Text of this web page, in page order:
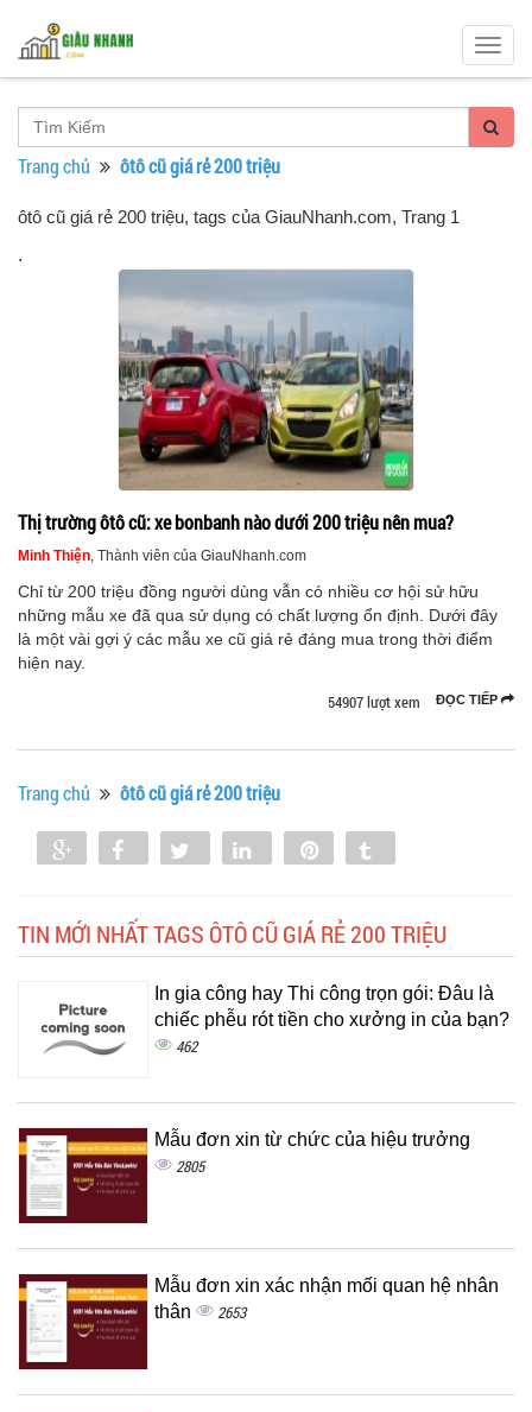
Trang chủ ôtô cũ giá rẻ 200 triệu
ôtô cũ giá rẻ 200 triệu, tags của GiauNhanh.com, Trang 1
.
Thị trường ôtô cũ: xe bonbanh nào dưới 200 triệu nên mua?
Minh Thiện, Thành viên của GiauNhanh.com
Chỉ từ 200 triệu đồng người dùng vẫn có nhiều cơ hội sử hữu
những mẫu xe đã qua sử dụng có chất lượng ổn định. Dưới đây
là một vài gợi ý các mẫu xe cũ giá rẻ đáng mua trong thời điểm
hiện nay.
ĐỌC TIẾP
54907 lượt xem
Trang chủ ôtô cũ giá rẻ 200 triệu
Share Share Tweet Share
TIN MỚI NHẤT TAGS ÔTÔ CŨ GIÁ RẺ 200 TRIỆU
In gia công hay Thi công trọn gói: Đâu là
chiếc phễu rót tiền cho xưởng in của bạn?
462
Mẫu đơn xin từ chức của hiệu trưởng
2805
Mẫu đơn xin xác nhận mối quan hệ nhân
thân
2653